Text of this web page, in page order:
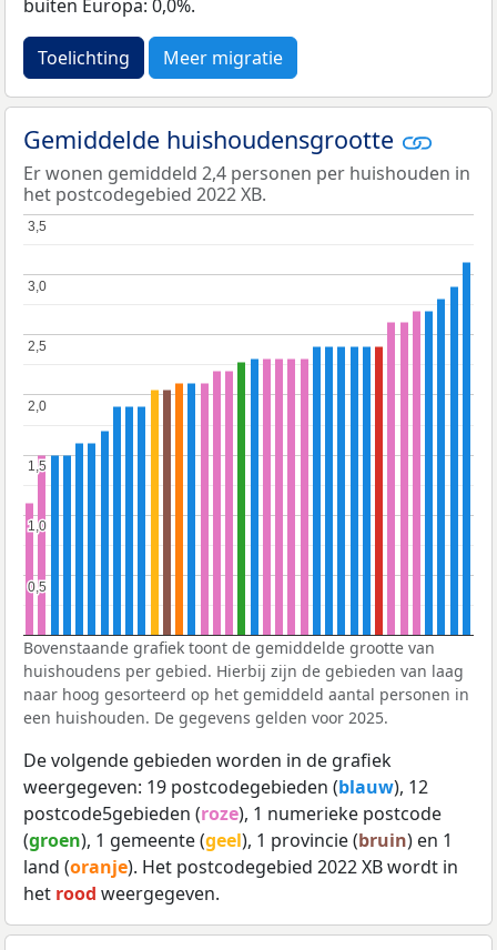
buiten Europa: 0,0%.
Toelichting Meer migratie
Gemiddelde huishoudensgrootte
Er wonen gemiddeld 2,4 personen per huishouden in
het postcodegebied 2022 XB.
0,5
0,5
1,0
1,0
1,5
1,5
2,0
2,0
2,5
2,5
3,0
3,0
3,5
3,5
Bovenstaande grafiek toont de gemiddelde grootte van
huishoudens per gebied. Hierbij zijn de gebieden van laag
naar hoog gesorteerd op het gemiddeld aantal personen in
een huishouden. De gegevens gelden voor 2025.
De volgende gebieden worden in de grafiek
weergegeven: 19 postcodegebieden (blauw), 12
postcode5gebieden (roze), 1 numerieke postcode
(groen), 1 gemeente (geel), 1 provincie (bruin) en 1
land (oranje). Het postcodegebied 2022 XB wordt in
het rood weergegeven.